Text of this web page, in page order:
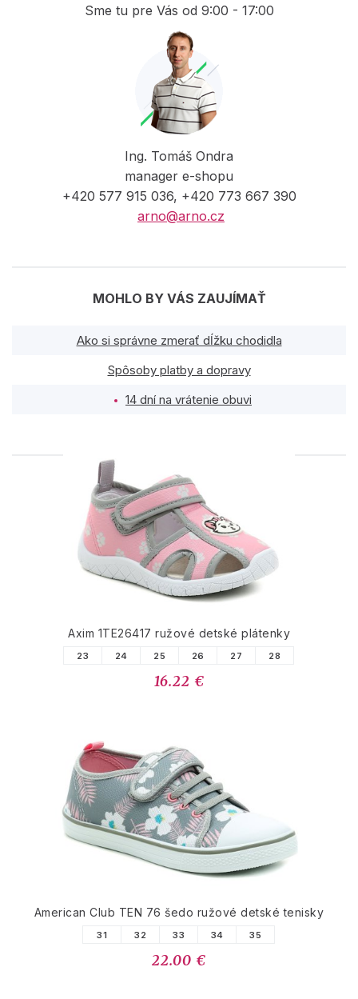
Sme tu pre Vás od 9:00 - 17:00
Ing. Tomáš Ondra
manager e-shopu
+420 577 915 036, +420 773 667 390
arno@arno.cz
MOHLO BY VÁS ZAUJÍMAŤ
Ako si správne zmerať dĺžku chodidla
Spôsoby platby a dopravy
14 dní na vrátenie obuvi
PODOBNÉ PRODUKTY
Axim 1TE26417 ružové detské plátenky
23 24 25 26 27 28
16.22 €
American Club TEN 76 šedo ružové detské tenisky
31 32 33 34 35
22.00 €